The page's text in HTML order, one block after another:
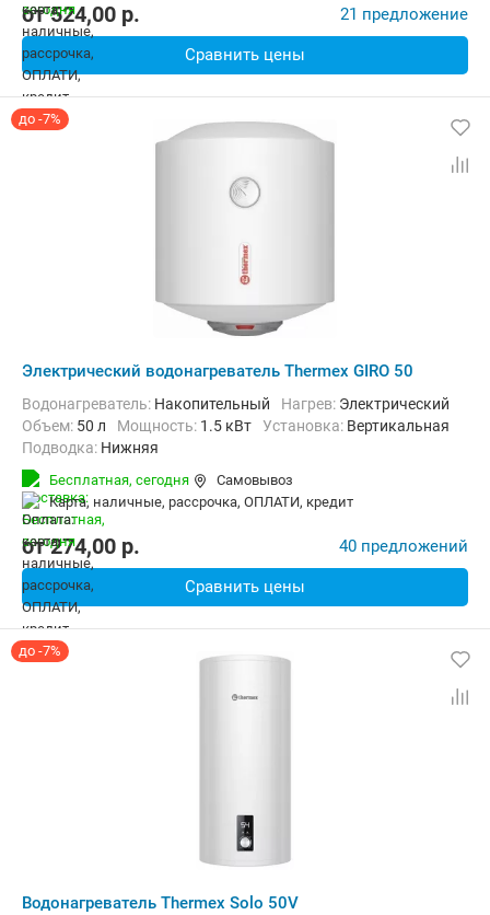
от524,00 p. 21 предложение
Сравнить цены
до -7%
Электрический водонагреватель Thermex GIRO 50
Водонагреватель: Накопительный нагрев: Электрический
Объем: 50 л Мощность: 1.5 кВт Установка: Вертикальная
Подводка: Нижняя
Бесплатная, сегодня
Самовывоз
карта, наличные, рассрочка, ОПЛАТИ, кредит
от274,00 p. 40 предложений
Сравнить цены
до -7%
Водонагреватель Thermex Solo 50V